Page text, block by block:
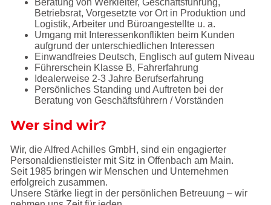
Betriebsrat, Vorgesetzte vor Ort in Produktion und
Logistik, Arbeiter und Büroangestellte u. a.
Umgang mit Interessenkonflikten beim Kunden
aufgrund der unterschiedlichen Interessen
Einwandfreies Deutsch, Englisch auf gutem Niveau
Führerschein Klasse B, Fahrerfahrung
Idealerweise 2-3 Jahre Berufserfahrung
Persönliches Standing und Auftreten bei der
Beratung von Geschäftsführern / Vorständen
Wer sind wir?
Wir, die Alfred Achilles GmbH, sind ein engagierter
Personaldienstleister mit Sitz in Offenbach am Main.
Seit 1985 bringen wir Menschen und Unternehmen
erfolgreich zusammen.
Unsere Stärke liegt in der persönlichen Betreuung – wir